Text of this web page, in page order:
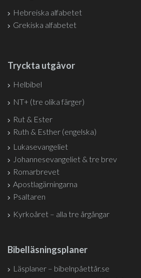
Hebreiska alfabetet
Grekiska alfabetet
Tryckta utgåvor
Helbibel
NT+ (tre olika färger)
Rut & Ester
Ruth & Esther (engelska)
Lukasevangeliet
Johannesevangeliet & tre brev
Romarbrevet
Apostlagärningarna
Psaltaren
Kyrkoåret – alla tre årgångar
Bibelläsningsplaner
Läsplaner – bibelnpåettår.se